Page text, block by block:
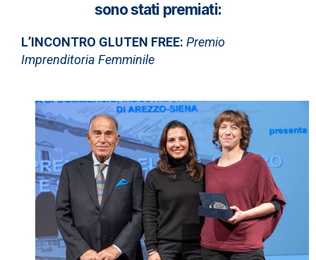
sono stati premiati:
L’INCONTRO GLUTEN FREE: Premio
Imprenditoria Femminile